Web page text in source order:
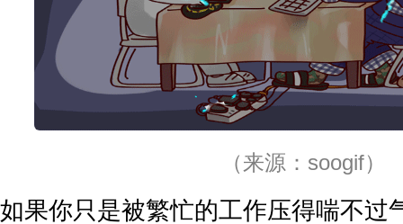
（来源：soogif）
如果你只是被繁忙的工作压得喘不过